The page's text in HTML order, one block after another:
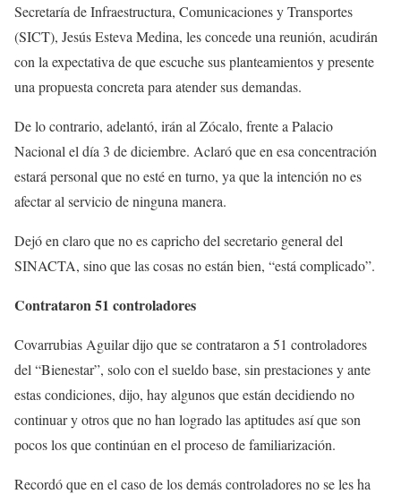
Secretaría de Infraestructura, Comunicaciones y Transportes
(SICT), Jesús Esteva Medina, les concede una reunión, acudirán
con la expectativa de que escuche sus planteamientos y presente
una propuesta concreta para atender sus demandas.
De lo contrario, adelantó, irán al Zócalo, frente a Palacio
Nacional el día 3 de diciembre. Aclaró que en esa concentración
estará personal que no esté en turno, ya que la intención no es
afectar al servicio de ninguna manera.
Dejó en claro que no es capricho del secretario general del
SINACTA, sino que las cosas no están bien, “está complicado”.
Contrataron 51 controladores
Covarrubias Aguilar dijo que se contrataron a 51 controladores
del “Bienestar”, solo con el sueldo base, sin prestaciones y ante
estas condiciones, dijo, hay algunos que están decidiendo no
continuar y otros que no han logrado las aptitudes así que son
pocos los que continúan en el proceso de familiarización.
Recordó que en el caso de los demás controladores no se les ha